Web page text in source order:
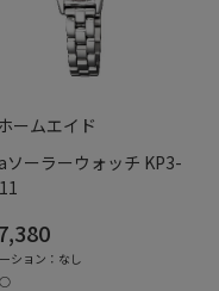
ームエイド
ソーラーウォッチ KP3-
ション：なし
○